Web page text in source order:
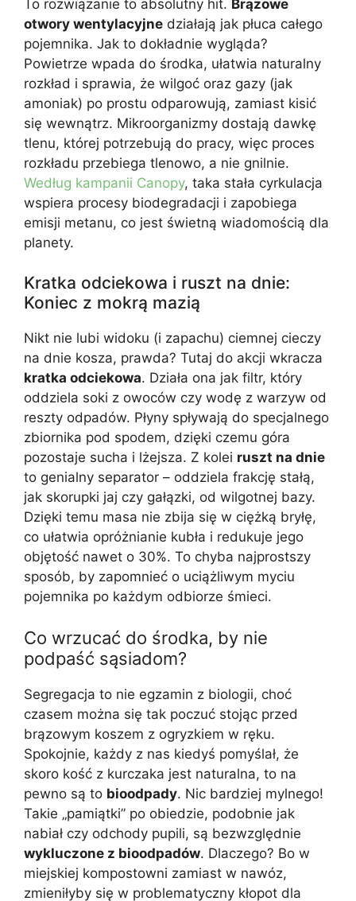
To rozwiązanie to absolutny hit. Brązowe
otwory wentylacyjne działają jak płuca całego
pojemnika. Jak to dokładnie wygląda?
Powietrze wpada do środka, ułatwia naturalny
rozkład i sprawia, że wilgoć oraz gazy (jak
amoniak) po prostu odparowują, zamiast kisić
się wewnątrz. Mikroorganizmy dostają dawkę
tlenu, której potrzebują do pracy, więc proces
rozkładu przebiega tlenowo, a nie gnilnie.
Według kampanii Canopy, taka stała cyrkulacja
wspiera procesy biodegradacji i zapobiega
emisji metanu, co jest świetną wiadomością dla
planety.
Kratka odciekowa i ruszt na dnie:
Koniec z mokrą mazią
Nikt nie lubi widoku (i zapachu) ciemnej cieczy
na dnie kosza, prawda? Tutaj do akcji wkracza
kratka odciekowa. Działa ona jak filtr, który
oddziela soki z owoców czy wodę z warzyw od
reszty odpadów. Płyny spływają do specjalnego
zbiornika pod spodem, dzięki czemu góra
pozostaje sucha i lżejsza. Z kolei ruszt na dnie
to genialny separator – oddziela frakcję stałą,
jak skorupki jaj czy gałązki, od wilgotnej bazy.
Dzięki temu masa nie zbija się w ciężką bryłę,
co ułatwia opróżnianie kubła i redukuje jego
objętość nawet o 30%. To chyba najprostszy
sposób, by zapomnieć o uciążliwym myciu
pojemnika po każdym odbiorze śmieci.
Co wrzucać do środka, by nie
podpaść sąsiadom?
Segregacja to nie egzamin z biologii, choć
czasem można się tak poczuć stojąc przed
brązowym koszem z ogryzkiem w ręku.
Spokojnie, każdy z nas kiedyś pomyślał, że
skoro kość z kurczaka jest naturalna, to na
pewno są to bioodpady. Nic bardziej mylnego!
Takie „pamiątki” po obiedzie, podobnie jak
nabiał czy odchody pupili, są bezwzględnie
wykluczone z bioodpadów. Dlaczego? Bo w
miejskiej kompostowni zamiast w nawóz,
zmieniłyby się w problematyczny kłopot dla